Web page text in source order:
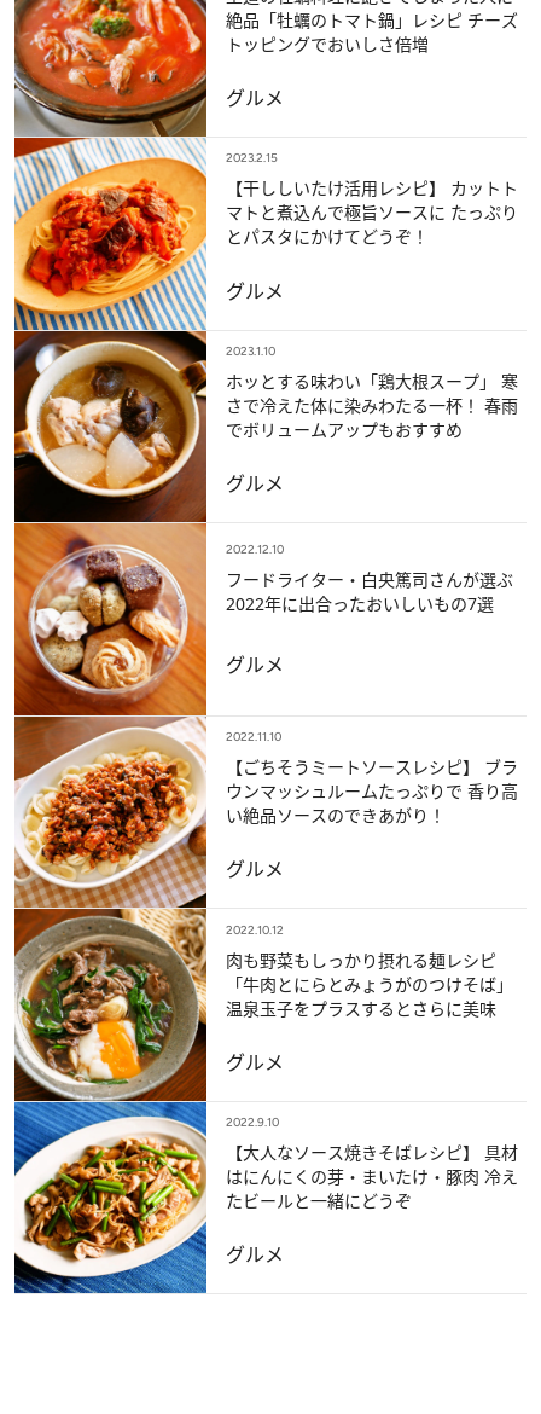
絶品「牡蠣のトマト鍋」レシピ チーズ
トッピングでおいしさ倍増
グルメ
2023.2.15
【干ししいたけ活用レシピ】 カットト
マトと煮込んで極旨ソースに たっぷり
とパスタにかけてどうぞ！
グルメ
2023.1.10
ホッとする味わい「鶏大根スープ」 寒
さで冷えた体に染みわたる一杯！ 春雨
でボリュームアップもおすすめ
グルメ
2022.12.10
フードライター・白央篤司さんが選ぶ
2022年に出合ったおいしいもの7選
グルメ
2022.11.10
【ごちそうミートソースレシピ】 ブラ
ウンマッシュルームたっぷりで 香り高
い絶品ソースのできあがり！
グルメ
2022.10.12
肉も野菜もしっかり摂れる麺レシピ
「牛肉とにらとみょうがのつけそば」
温泉玉子をプラスするとさらに美味
グルメ
2022.9.10
【大人なソース焼きそばレシピ】 具材
はにんにくの芽・まいたけ・豚肉 冷え
たビールと一緒にどうぞ
グルメ